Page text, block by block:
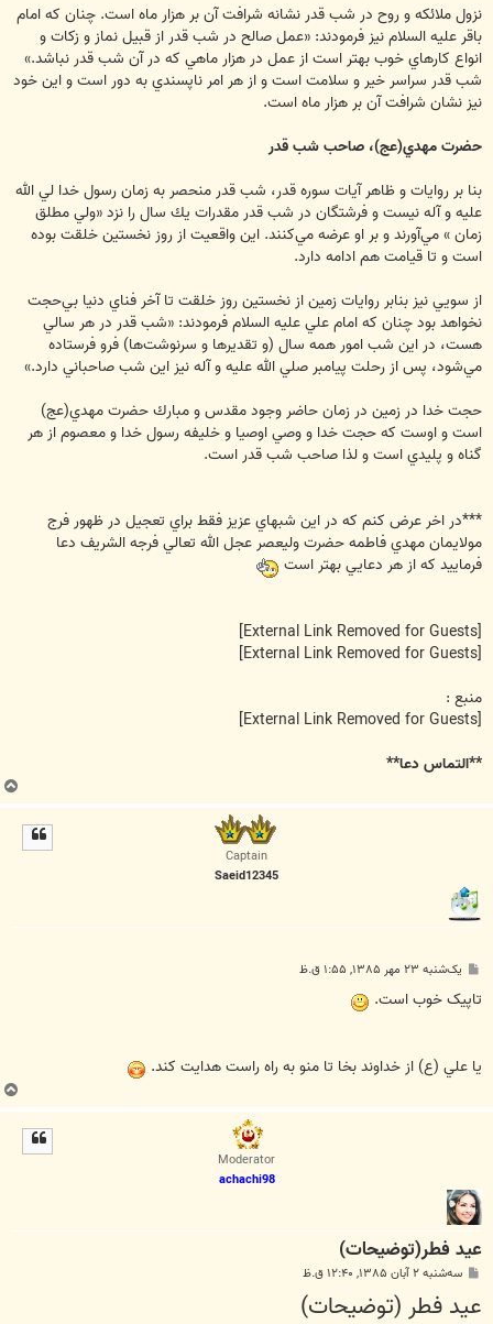
نزول ملائكه و روح در شب قدر نشانه شرافت آن بر هزار ماه است. چنان كه امام
باقر عليه السلام نيز فرمودند: «عمل صالح در شب قدر از قبيل نماز و زكات و
انواع كارهاي خوب بهتر است از عمل در هزار ماهي كه در آن شب قدر نباشد.»
شب قدر سراسر خير و سلامت است و از هر امر ناپسندي به دور است و اين خود
نيز نشان شرافت آن بر هزار ماه است.
حضرت مهدي(عج)، صاحب شب قدر
بنا بر روايات و ظاهر آيات سوره قدر، شب قدر منحصر به زمان رسول خدا لي الله
عليه و آله نيست و فرشتگان در شب قدر مقدرات يك سال را نزد «ولي مطلق
زمان » مي‌آورند و بر او عرضه مي‌كنند. اين واقعيت از روز نخستين خلقت بوده
است و تا قيامت هم ادامه دارد.
از سويي نيز بنابر روايات زمين از نخستين روز خلقت تا آخر فناي دنيا بي‌حجت
نخواهد بود چنان كه امام علي عليه السلام فرمودند: «شب قدر در هر سالي
هست، در اين شب امور همه سال (و تقديرها و سرنوشت‌ها) فرو فرستاده
مي‌شود، پس از رحلت پيامبر صلي الله عليه و آله نيز اين شب صاحباني دارد.»
حجت خدا در زمين در زمان حاضر وجود مقدس و مبارك حضرت مهدي(عج)
است و اوست كه حجت خدا و وصي اوصيا و خليفه رسول خدا و معصوم از هر
گناه و پليدي است و لذا صاحب شب قدر است.
***در اخر عرض کنم که در اين شبهاي عزيز فقط براي تعجيل در ظهور فرج
مولايمان مهدي فاطمه حضرت وليعصر عجل الله تعالي فرجه الشريف دعا
فرماييد که از هر دعايي بهتر است
منبع :
**التماس دعا**
ب
ا
Captain
Saeid12345
پ
ت
یک‌شنبه ۲۳ مهر ۱۳۸۵, ۱:۵۵ ق.ظ
تاپيک خوب است.
يا علي (ع) از خداوند بخا تا منو به راه راست هدايت کند.
ب
ا
Moderator
achachi98
عيد فطر(توضيحات)
پ
ت
سه‌شنبه ۲ آبان ۱۳۸۵, ۱۲:۴۰ ق.ظ
عيد فطر (توضيحات)